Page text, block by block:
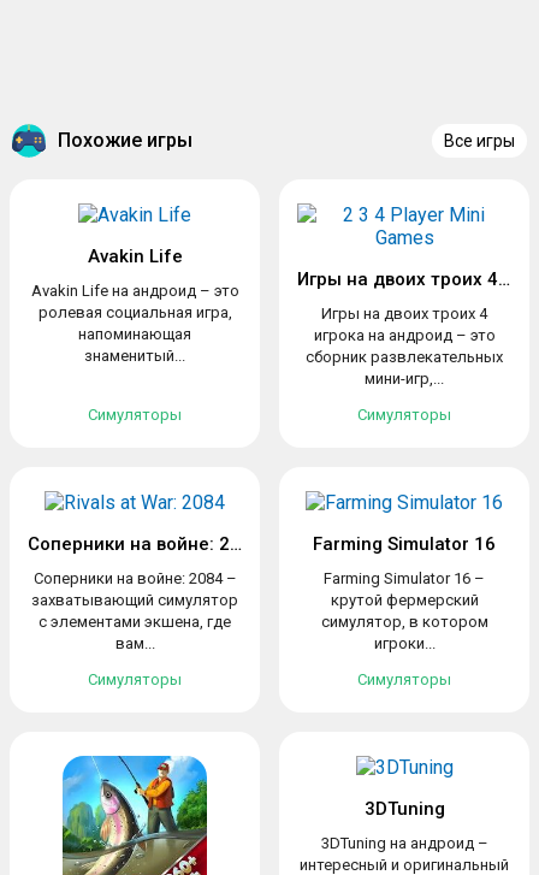
Похожие игры Все игры
Avakin Life
Avakin Life на андроид – это
ролевая социальная игра,
напоминающая
знаменитый...
Симуляторы
Игры на двоих троих 4 игрока
Игры на двоих троих 4
игрока на андроид – это
сборник развлекательных
мини-игр,...
Симуляторы
Соперники на войне: 2084
Соперники на войне: 2084 –
захватывающий симулятор
с элементами экшена, где
вам...
Симуляторы
Farming Simulator 16
Farming Simulator 16 –
крутой фермерский
симулятор, в котором
игроки...
Симуляторы
3DTuning
3DTuning на андроид –
интересный и оригинальный